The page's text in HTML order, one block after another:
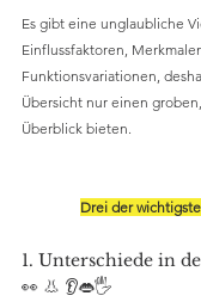
Es gibt eine unglaubliche
Einflussfaktoren,
Funktionsvariationen,
Übersicht nur einen
Überblick bieten.
Drei der
1. Unterschiede in
👀 👃 👂👄🖐️